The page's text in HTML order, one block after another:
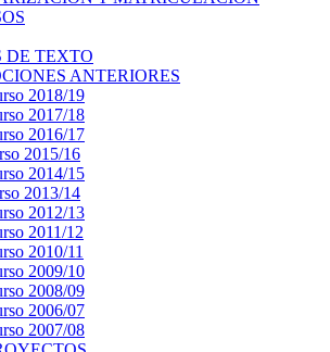
DE TEXTO
ANTERIORES
2018/19
2017/18
2016/17
2015/16
2014/15
2013/14
2012/13
2011/12
2010/11
2009/10
2008/09
2006/07
2007/08